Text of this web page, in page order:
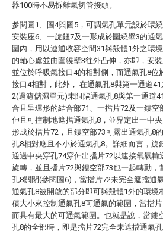
器100時不易拆離氣切管接頭。
參閱圖1、圖4與圖5，可調氣孔單元設於環
安裝座6、一旋鈕7及一形成於圍繞壁3的通
圍內，用以連通收容空間31與殼體1外之環
的軸心處並由圍繞壁3往外凸伸，亦即，安
並位於呼吸氣接口4的相對側，而通氣孔8
接口4相對，此外， 在通氣孔8與第一通道
2(過濾儲濕單元)未阻隔通氣孔8與第一通道
合且呈環形的結合部71、一擋片72及一鏤
伸且可控制地遮擋通氣孔8，並界定出一中
形成於擋片72，且鏤空部73可露出通氣孔8
孔8相對應且不小於通氣孔8。詳細而言，
通過中央穿孔74穿伸出擋片72以連接氧氣
旋轉，並且擋片72與鏤空部73也一起轉動
孔8關閉(參閱圖6)，當擋片72未完全遮擋通
通氣孔8被開啟的部分即可與殼體1外的環
積大小來控制通氣孔8可通氣的範圍，當擋
而具有最大的可通氣範圍。也就是說，當鏤
孔8的全部時，即是擋片72完全未遮擋通氣